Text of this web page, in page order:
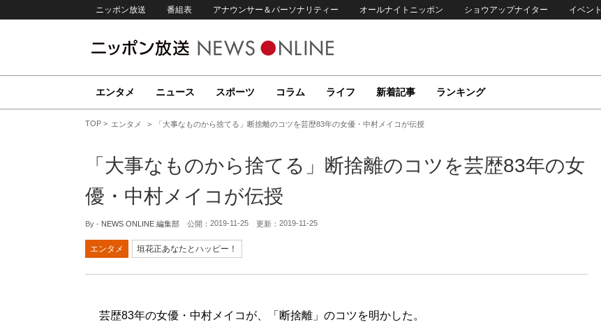
ニッポン放送 番組表 アナウンサー＆パーソナリティー オールナイトニッポン ショウアップナイター イベント
エンタメ ニュース スポーツ コラム ライフ 新着記事 ランキング
TOP エンタメ 「大事なものから捨てる」断捨離のコツを芸歴83年の女優・中村メイコが伝授
「大事なものから捨てる」断捨離のコツを芸歴83年の女
優・中村メイコが伝授
By - NEWS ONLINE 編集部 公開： 2019-11-25 更新： 2019-11-25
エンタメ 垣花正あなたとハッピー！
芸歴83年の女優・中村メイコが、「断捨離」のコツを明かした。